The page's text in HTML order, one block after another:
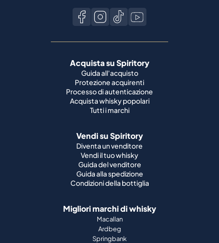
Acquista su Spiritory
Guida all'acquisto
Protezione acquirenti
Processo di autenticazione
Acquista whisky popolari
Tutti i marchi
Vendi su Spiritory
Diventa un venditore
Vendi il tuo whisky
Guida del venditore
Guida alla spedizione
Condizioni della bottiglia
Migliori marchi di whisky
Macallan
Ardbeg
Springbank